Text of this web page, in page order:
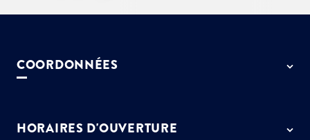
COORDONNÉES
01 64 13 55 55
HORAIRES D'OUVERTURE